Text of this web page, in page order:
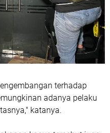
terhadap
adanya pelaku
katanya.